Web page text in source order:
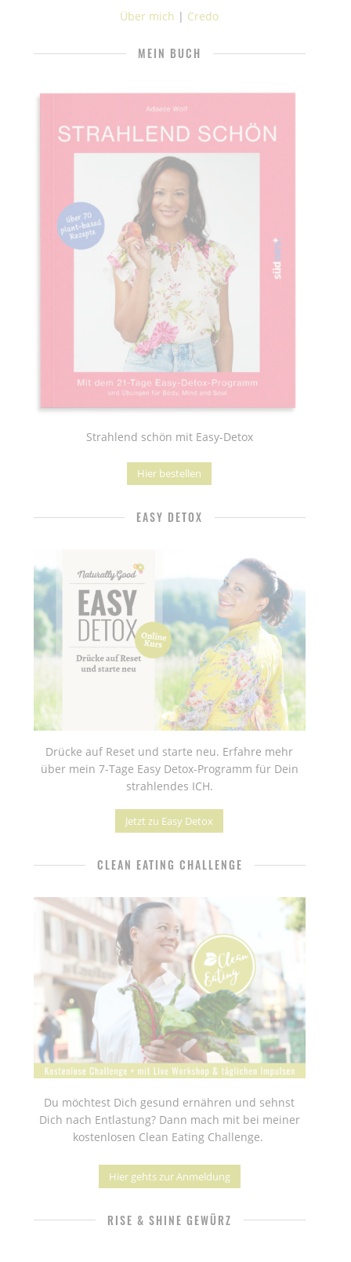
Über mich | Credo
MEIN BUCH
Strahlend schön mit Easy-Detox
Hier bestellen
EASY DETOX
Drücke auf Reset und starte neu. Erfahre mehr
über mein 7-Tage Easy Detox-Programm für Dein
strahlendes ICH.
Jetzt zu Easy Detox
CLEAN EATING CHALLENGE
Du möchtest Dich gesund ernähren und sehnst
Dich nach Entlastung? Dann mach mit bei meiner
kostenlosen Clean Eating Challenge.
Hier gehts zur Anmeldung
RISE & SHINE GEWÜRZ